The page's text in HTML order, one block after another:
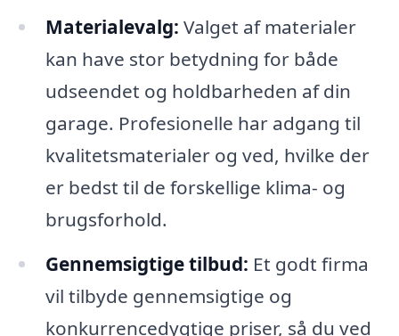
Materialevalg: Valget af materialer
kan have stor betydning for både
udseendet og holdbarheden af din
garage. Profesionelle har adgang til
kvalitetsmaterialer og ved, hvilke der
er bedst til de forskellige klima- og
brugsforhold.
Gennemsigtige tilbud: Et godt firma
vil tilbyde gennemsigtige og
konkurrencedygtige priser, så du ved